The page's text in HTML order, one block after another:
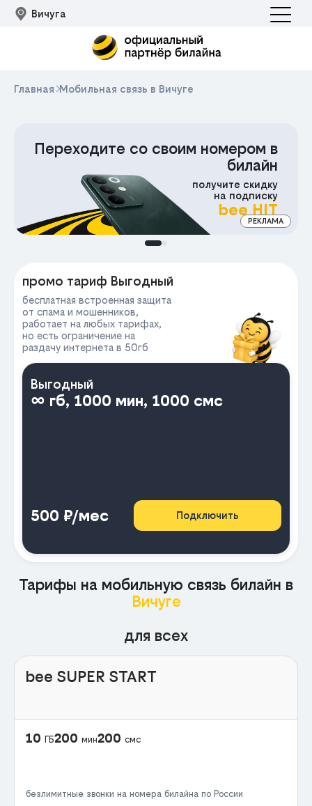
Вичуга
Главная Мобильная связь в Вичуге
Переходите со своим номером в
билайн
получите скидку
на подписку
bee HIT
РЕКЛАМА
промо тариф Выгодный
бесплатная встроенная защита
от спама и мошенников,
работает на любых тарифах,
но есть ограничение на
раздачу интернета в 50гб
Выгодный
∞ гб, 1000 мин, 1000 смс
500 ₽/мес Подключить
Тарифы на мобильную связь билайн в
Вичуге
для всех
bee SUPER START
10 ГБ200 мин200 смс
безлимитные звонки на номера билайна по России